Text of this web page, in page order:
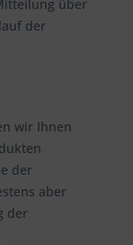
über
der
wir Ihnen
der
aber
der